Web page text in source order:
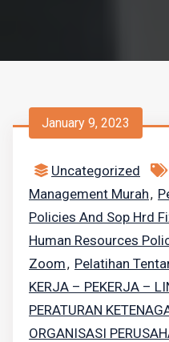
January 9, 2023
Uncategorized
Management Murah,
Policies And Sop Hrd
Human Resources
Zoom, Pelatihan
KERJA – PEKERJA –
PERATURAN
ORGANISASI